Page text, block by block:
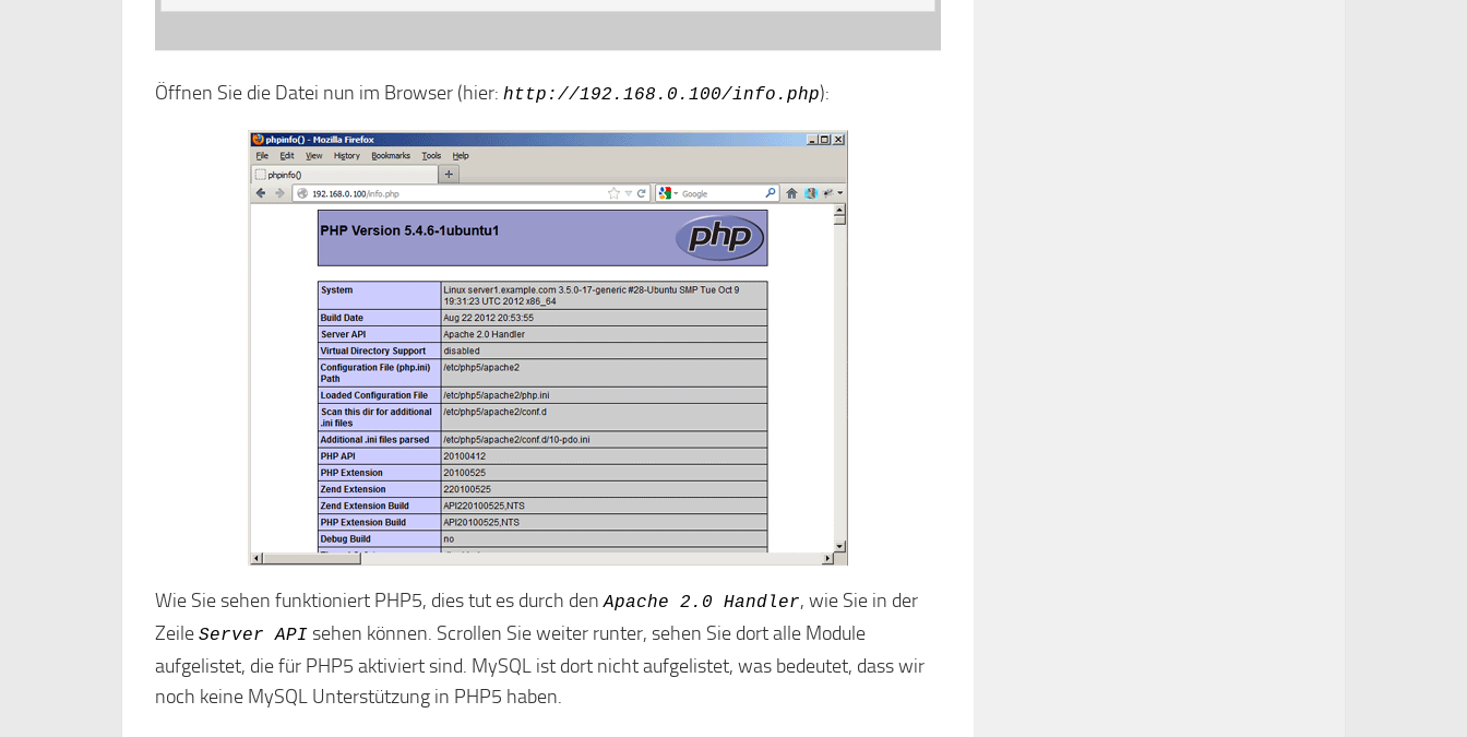
Öffnen Sie die Datei nun im Browser (hier: http://192.168.0.100/info.php):
Wie Sie sehen funktioniert PHP5, dies tut es durch denApache 2.0 Handler, wie Sie in der
Zeile Server API sehen können. Scrollen Sie weiter runter, sehen Sie dort alle Module
aufgelistet, die für PHP5 aktiviert sind. MySQL ist dort nicht aufgelistet, was bedeutet, dass wir
noch keine MySQL Unterstützung in PHP5 haben.